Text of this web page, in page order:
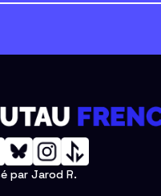
par Jarod R.